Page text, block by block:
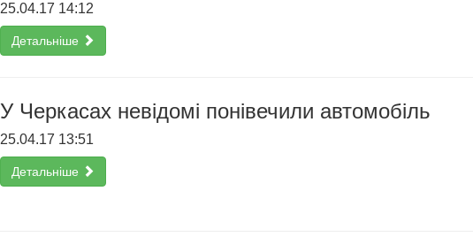
25.04.17 14:12
Детальніше
У Черкасах невідомі понівечили автомобіль
25.04.17 13:51
Детальніше